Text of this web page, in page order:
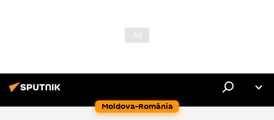
Moldova-România